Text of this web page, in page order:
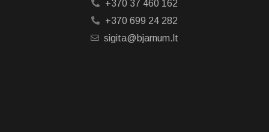
+370 37 460 162
+370 699 24 282
sigita@bjarnum.lt